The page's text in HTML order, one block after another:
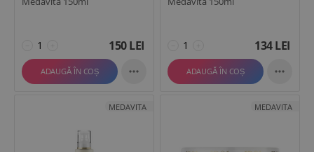
150LEI
ADAUGĂ ÎN COȘ 
134LEI
ADAUGĂ ÎN COȘ 
MEDAVITA MEDAVITA